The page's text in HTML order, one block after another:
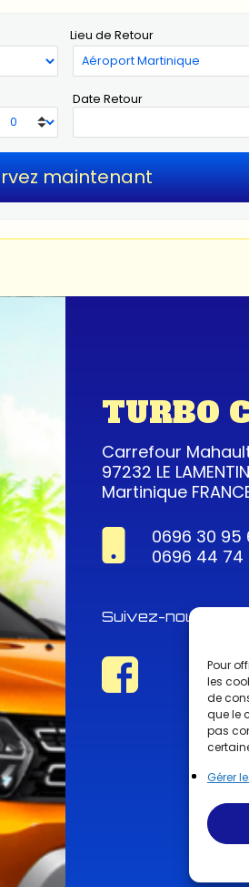
Pour
les
de
que le
pas
Gérer
Lieu de Retour
Date Retour
TURBO
Carrefour
97232 LE LAMENTIN
Martinique
0696 30 95
0696 44 74
Suivez-nous !